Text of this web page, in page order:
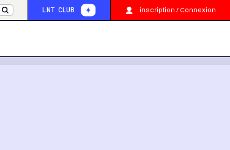
LNT CLUB inscription / Connexion